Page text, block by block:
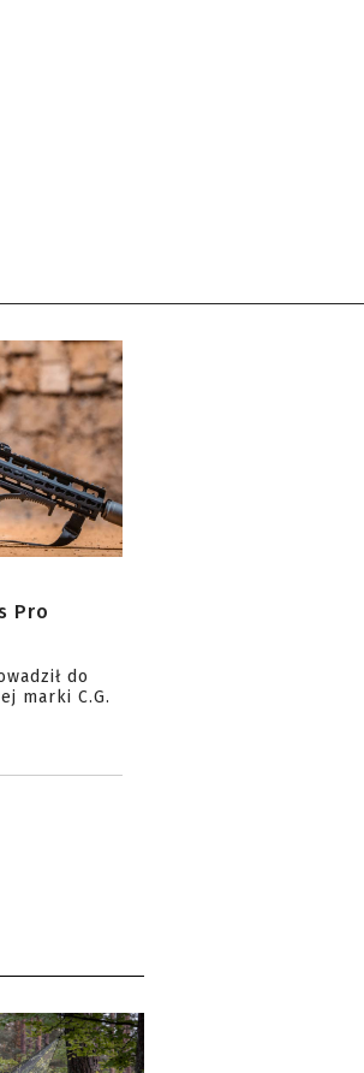
Pro
do
marki C.G.